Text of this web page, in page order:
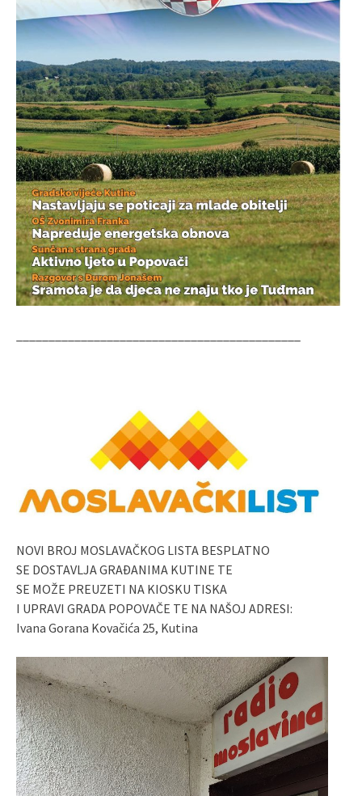
NOVI BROJ MOSLAVAČKOG LISTA BESPLATNO
SE DOSTAVLJA GRAĐANIMA KUTINE TE
SE MOŽE PREUZETI NA KIOSKU TISKA
I UPRAVI GRADA POPOVAČE TE NA NAŠOJ ADRESI:
Ivana Gorana Kovačića 25, Kutina